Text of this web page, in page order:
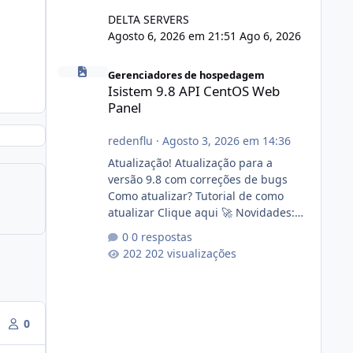
0
DELTA SERVERS
Agosto 6, 2026 em 21:51 Ago 6, 2026
Isistem 9.8 API CentOS Web Panel
Gerenciadores de hospedagem
Isistem 9.8 API CentOS Web
Panel
redenflu · Agosto 3, 2026 em 14:36
Atualização! Atualização para a
versão 9.8 com correções de bugs
Como atualizar? Tutorial de como
atualizar Clique aqui 🚀 Novidades:
publico para consulta de sub.dominio
autorizado a usasr o isistem:
0 respostas
202 visualizações